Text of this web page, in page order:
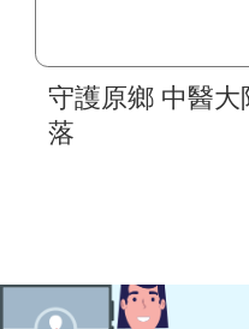
守護原鄉 中醫
落